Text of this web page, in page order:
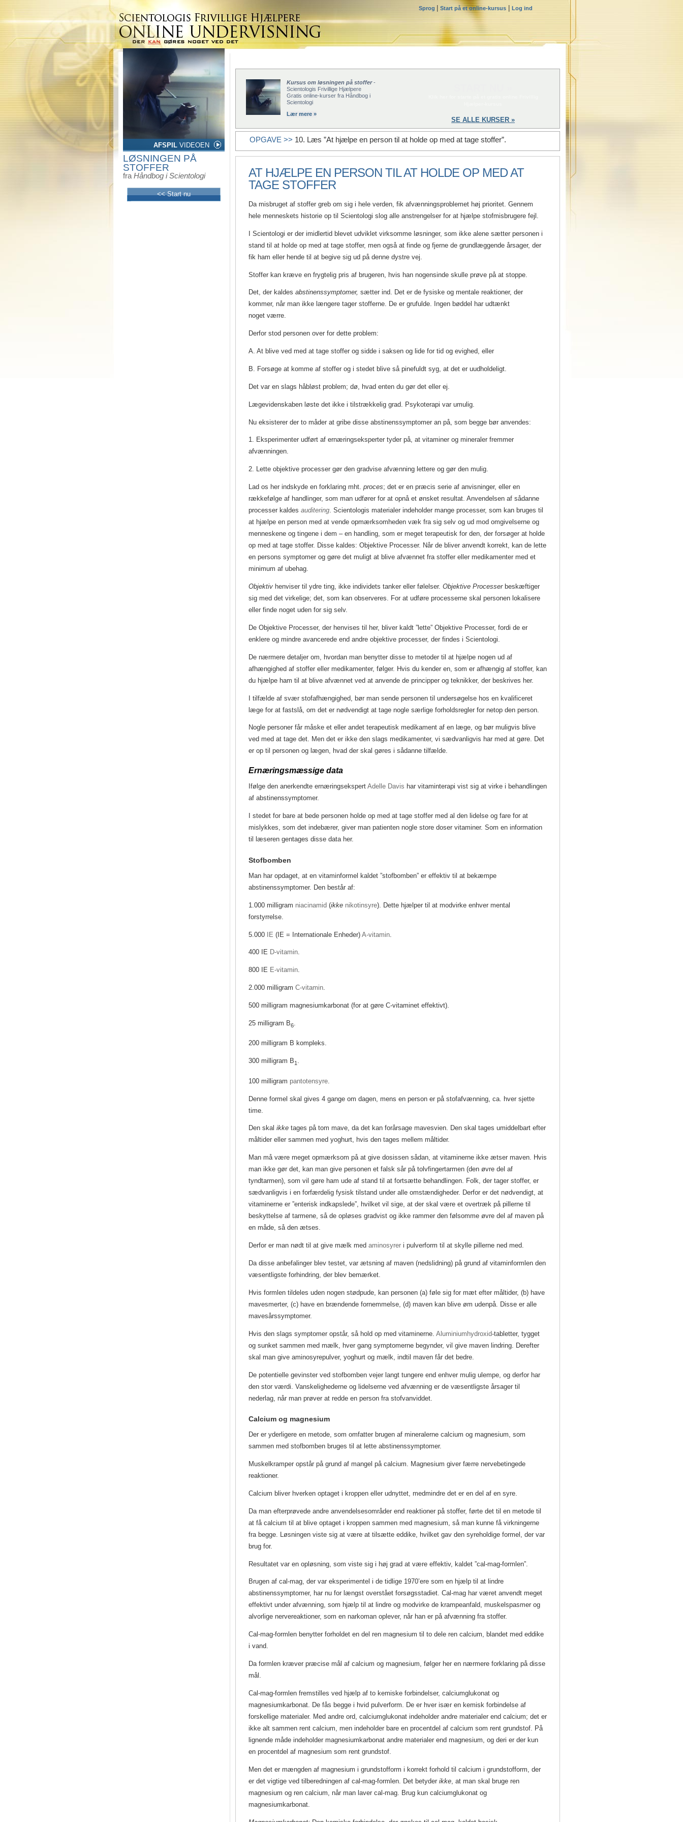
Sprog Start på et online-kursus Log ind
AFSPIL VIDEOEN
LØSNINGEN PÅ
STOFFER
fra Håndbog i Scientologi
<< Start nu
Kursus om løsningen på stoffer-
Scientologis Frivillige Hjælpere
Gratis online-kurser fra Håndbog i
Scientologi
Lær mere »
SE ALLE KURSER »
OPGAVE >> 10. Læs ”At hjælpe en person til at holde op med at tage stoffer”.
AT HJÆLPE EN PERSON TIL AT HOLDE OP MED AT
TAGE STOFFER
Da misbruget af stoffer greb om sig i hele verden, fik afvænningsproblemet høj prioritet. Gennem
hele menneskets historie op til Scientologi slog alle anstrengelser for at hjælpe stofmisbrugere fejl.
I Scientologi er der imidlertid blevet udviklet virksomme løsninger, som ikke alene sætter personen i
stand til at holde op med at tage stoffer, men også at finde og fjerne de grundlæggende årsager, der
fik ham eller hende til at begive sig ud på denne dystre vej.
Stoffer kan kræve en frygtelig pris af brugeren, hvis han nogensinde skulle prøve på at stoppe.
Det, der kaldes abstinenssymptomer, sætter ind. Det er de fysiske og mentale reaktioner, der
kommer, når man ikke længere tager stofferne. De er grufulde. Ingen bøddel har udtænkt
noget værre.
Derfor stod personen over for dette problem:
A. At blive ved med at tage stoffer og sidde i saksen og lide for tid og evighed, eller
B. Forsøge at komme af stoffer og i stedet blive så pinefuldt syg, at det er uudholdeligt.
Det var en slags håbløst problem; dø, hvad enten du gør det eller ej.
Lægevidenskaben løste det ikke i tilstrækkelig grad. Psykoterapi var umulig.
Nu eksisterer der to måder at gribe disse abstinenssymptomer an på, som begge bør anvendes:
1. Eksperimenter udført af ernæringseksperter tyder på, at vitaminer og mineraler fremmer
afvænningen.
2. Lette objektive processer gør den gradvise afvænning lettere og gør den mulig.
Lad os her indskyde en forklaring mht. proces; det er en præcis serie af anvisninger, eller en
rækkefølge af handlinger, som man udfører for at opnå et ønsket resultat. Anvendelsen af sådanne
processer kaldes auditering. Scientologis materialer indeholder mange processer, som kan bruges til
at hjælpe en person med at vende opmærksomheden væk fra sig selv og ud mod omgivelserne og
menneskene og tingene i dem – en handling, som er meget terapeutisk for den, der forsøger at holde
op med at tage stoffer. Disse kaldes: Objektive Processer. Når de bliver anvendt korrekt, kan de lette
en persons symptomer og gøre det muligt at blive afvænnet fra stoffer eller medikamenter med et
minimum af ubehag.
Objektiv henviser til ydre ting, ikke individets tanker eller følelser. Objektive Processerbeskæftiger
sig med det virkelige; det, som kan observeres. For at udføre processerne skal personen lokalisere
eller finde noget uden for sig selv.
De Objektive Processer, der henvises til her, bliver kaldt ”lette” Objektive Processer, fordi de er
enklere og mindre avancerede end andre objektive processer, der findes i Scientologi.
De nærmere detaljer om, hvordan man benytter disse to metoder til at hjælpe nogen ud af
afhængighed af stoffer eller medikamenter, følger. Hvis du kender en, som er afhængig af stoffer, kan
du hjælpe ham til at blive afvænnet ved at anvende de principper og teknikker, der beskrives her.
I tilfælde af svær stofafhængighed, bør man sende personen til undersøgelse hos en kvalificeret
læge for at fastslå, om det er nødvendigt at tage nogle særlige forholdsregler for netop den person.
Nogle personer får måske et eller andet terapeutisk medikament af en læge, og bør muligvis blive
ved med at tage det. Men det er ikke den slags medikamenter, vi sædvanligvis har med at gøre. Det
er op til personen og lægen, hvad der skal gøres i sådanne tilfælde.
Ernæringsmæssige data
Ifølge den anerkendte ernæringsekspert Adelle Davis har vitaminterapi vist sig at virke i behandlingen
af abstinenssymptomer.
I stedet for bare at bede personen holde op med at tage stoffer med al den lidelse og fare for at
mislykkes, som det indebærer, giver man patienten nogle store doser vitaminer. Som en information
til læseren gentages disse data her.
Stofbomben
Man har opdaget, at en vitaminformel kaldet ”stofbomben” er effektiv til at bekæmpe
abstinenssymptomer. Den består af:
1.000 milligram niacinamid (ikke nikotinsyre). Dette hjælper til at modvirke enhver mental
forstyrrelse.
5.000 IE (IE = Internationale Enheder) A-vitamin
400 IE D-vitamin.
800 IE E-vitamin.
2.000 milligram C-vitamin.
500 milligram magnesiumkarbonat (for at gøre C-vitaminet effektivt).
25 milligram B6
200 milligram B kompleks.
300 milligram B1 .
100 milligram pantotensyre
Denne formel skal gives 4 gange om dagen, mens en person er på stofafvænning, ca. hver sjette
time.
Den skal ikke tages på tom mave, da det kan forårsage mavesvien. Den skal tages umiddelbart efter
måltider eller sammen med yoghurt, hvis den tages mellem måltider.
Man må være meget opmærksom på at give dosissen sådan, at vitaminerne ikke ætser maven. Hvis
man ikke gør det, kan man give personen et falsk sår på tolvfingertarmen (den øvre del af
tyndtarmen), som vil gøre ham ude af stand til at fortsætte behandlingen. Folk, der tager stoffer, er
sædvanligvis i en forfærdelig fysisk tilstand under alle omstændigheder. Derfor er det nødvendigt, at
vitaminerne er ”enterisk indkapslede”, hvilket vil sige, at der skal være et overtræk på pillerne til
beskyttelse af tarmene, så de opløses gradvist og ikke rammer den følsomme øvre del af maven på
en måde, så den ætses.
Derfor er man nødt til at give mælk med aminosyrer i pulverform til at skylle pillerne ned med.
Da disse anbefalinger blev testet, var ætsning af maven (nedslidning) på grund af vitaminformlen den
væsentligste forhindring, der blev bemærket.
Hvis formlen tildeles uden nogen stødpude, kan personen (a) føle sig for mæt efter måltider, (b) have
mavesmerter, (c) have en brændende fornemmelse, (d) maven kan blive øm udenpå. Disse er alle
mavesårssymptomer.
Hvis den slags symptomer opstår, så hold op med vitaminerne. Aluminiumhydroxid-tabletter, tygget
og sunket sammen med mælk, hver gang symptomerne begynder, vil give maven lindring. Derefter
skal man give aminosyrepulver, yoghurt og mælk, indtil maven får det bedre.
De potentielle gevinster ved stofbomben vejer langt tungere end enhver mulig ulempe, og derfor har
den stor værdi. Vanskelighederne og lidelserne ved afvænning er de væsentligste årsager til
nederlag, når man prøver at redde en person fra stofvanviddet.
Calcium og magnesium
Der er yderligere en metode, som omfatter brugen af mineralerne calcium og magnesium, som
sammen med stofbomben bruges til at lette abstinenssymptomer.
Muskelkramper opstår på grund af mangel på calcium. Magnesium giver færre nervebetingede
reaktioner.
Calcium bliver hverken optaget i kroppen eller udnyttet, medmindre det er en del af en syre.
Da man efterprøvede andre anvendelsesområder end reaktioner på stoffer, førte det til en metode til
at få calcium til at blive optaget i kroppen sammen med magnesium, så man kunne få virkningerne
fra begge. Løsningen viste sig at være at tilsætte eddike, hvilket gav den syreholdige formel, der var
brug for.
Resultatet var en opløsning, som viste sig i høj grad at være effektiv, kaldet ”cal-mag-formlen”.
Brugen af cal-mag, der var eksperimentel i de tidlige 1970’ere som en hjælp til at lindre
abstinenssymptomer, har nu for længst overstået forsøgsstadiet. Cal-mag har været anvendt meget
effektivt under afvænning, som hjælp til at lindre og modvirke de krampeanfald, muskelspasmer og
alvorlige nervereaktioner, som en narkoman oplever, når han er på afvænning fra stoffer.
Cal-mag-formlen benytter forholdet en del ren magnesium til to dele ren calcium, blandet med eddike
i vand.
Da formlen kræver præcise mål af calcium og magnesium, følger her en nærmere forklaring på disse
mål.
Cal-mag-formlen fremstilles ved hjælp af to kemiske forbindelser, calciumglukonat og
magnesiumkarbonat. De fås begge i hvid pulverform. De er hver især en kemisk forbindelse af
forskellige materialer. Med andre ord, calciumglukonat indeholder andre materialer end calcium; det er
ikke alt sammen rent calcium, men indeholder bare en procentdel af calcium som rent grundstof. På
lignende måde indeholder magnesiumkarbonat andre materialer end magnesium, og deri er der kun
en procentdel af magnesium som rent grundstof.
Men det er mængden af magnesium i grundstofform i korrekt forhold til calcium i grundstofform, der
er det vigtige ved tilberedningen af cal-mag-formlen. Det betyder ikke , at man skal bruge ren
magnesium og ren calcium, når man laver cal-mag. Brug kun calciumglukonat og
magnesiumkarbonat.